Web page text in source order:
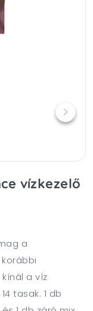
vízkezelő
a
a víz
tasak. 1 db